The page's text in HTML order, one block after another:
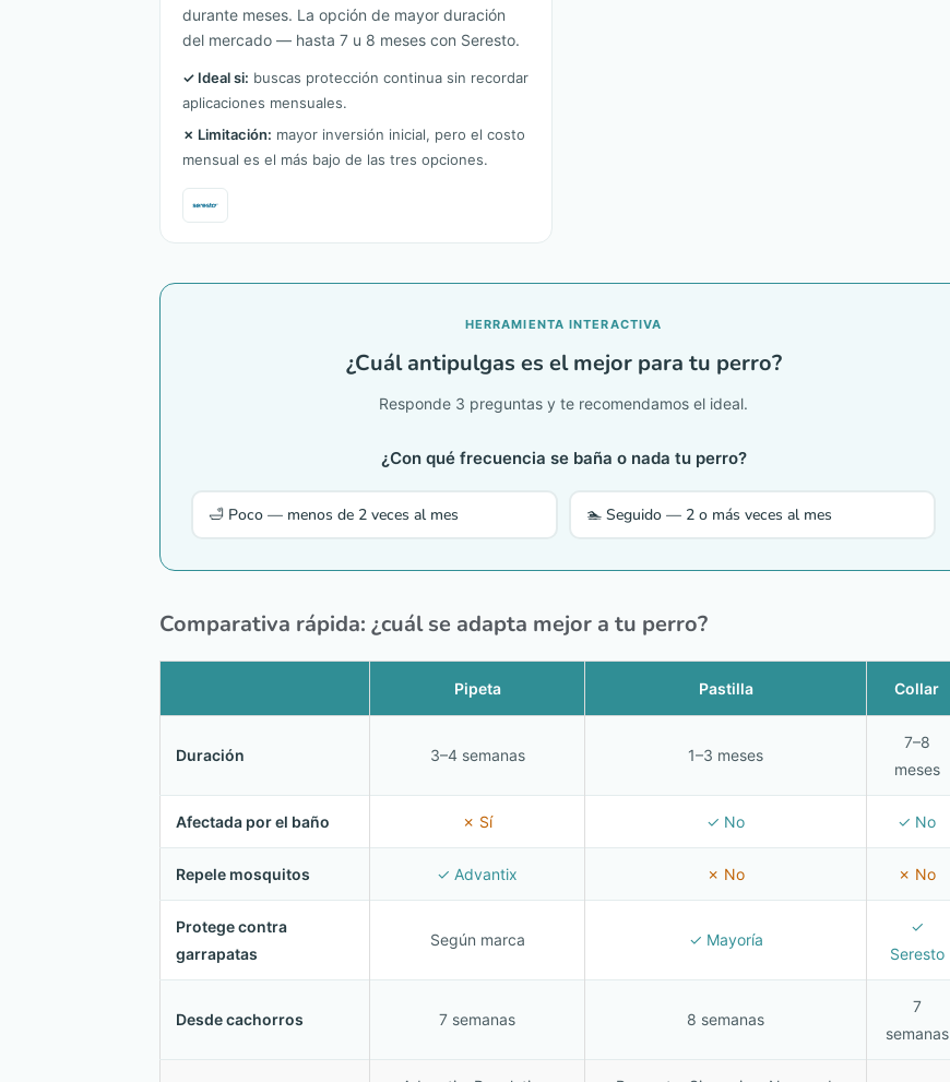
durante meses. La opción de mayor duración
del mercado — hasta 7 u 8 meses con Seresto.
✓ Ideal si: buscas protección continua sin recordar
aplicaciones mensuales.
✗ Limitación: mayor inversión inicial, pero el costo
mensual es el más bajo de las tres opciones.
HERRAMIENTA INTERACTIVA
¿Cuál antipulgas es el mejor para tu perro?
Responde 3 preguntas y te recomendamos el ideal.
¿Con qué frecuencia se baña o nada tu perro?
🛁 Poco — menos de 2 veces al mes 🏊 Seguido — 2 o más veces al mes
Comparativa rápida: ¿cuál se adapta mejor a tu perro?
Pipeta Pastilla Collar
Duración 3–4 semanas 1–3 meses
7–8
meses
Afectada por el baño ✗ Sí ✓ No ✓ No
Repele mosquitos ✓ Advantix ✗ No ✗ No
Protege contra
garrapatas
Según marca ✓ Mayoría
✓
Seresto
Desde cachorros 7 semanas 8 semanas
7
semanas